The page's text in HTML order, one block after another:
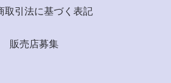
取引法に基づく表記
販売店募集